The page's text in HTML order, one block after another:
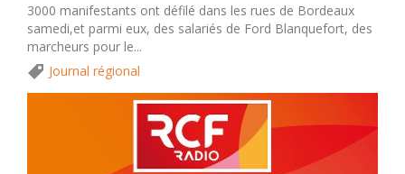
3000 manifestants ont défilé dans les rues de Bordeaux
samedi,et parmi eux, des salariés de Ford Blanquefort, des
marcheurs pour le...
Journal régional